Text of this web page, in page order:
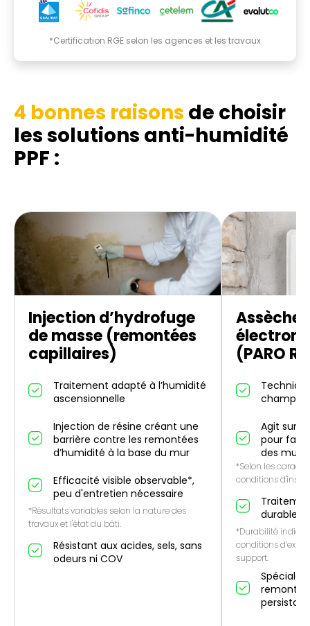
*Certification RGE selon les agences et les travaux
4 bonnes raisons de choisir
les solutions anti-humidité
PPF :
Injection d’hydrofuge
de masse (remontées
capillaires)
Traitement adapté à l’humidité
ascensionnelle
Injection de résine créant une
barrière contre les remontées
d’humidité à la base du mur
Efficacité visible observable*,
peu d'entretien nécessaire
*Résultats variables selon la nature des
travaux et l'état du bâti.
Résistant aux acides, sels, sans
odeurs ni COV
(PARO
champ
Agit sur
pour
des murs*
*Selon les
conditions
durable*
*Durabilité
conditions
support.